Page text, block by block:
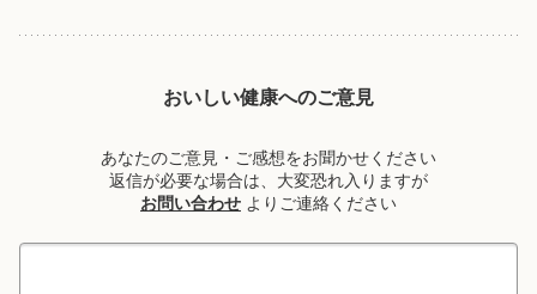
おいしい健康へのご意見
あなたのご意見・ご感想をお聞かせください
返信が必要な場合は、大変恐れ入りますが
お問い合わせ よりご連絡ください